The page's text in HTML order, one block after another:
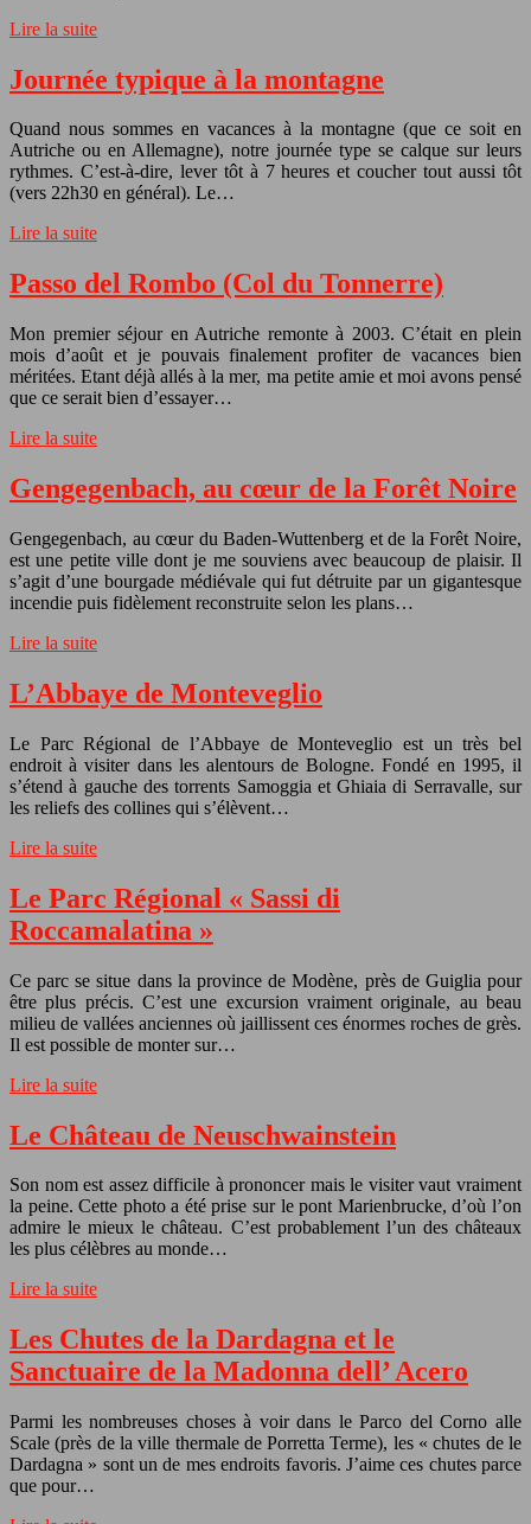
Lire la suite
Journée typique à la montagne
Quand nous sommes en vacances à la montagne (que ce soit en
Autriche ou en Allemagne), notre journée type se calque sur leurs
rythmes. C’est-à-dire, lever tôt à 7 heures et coucher tout aussi tôt
(vers 22h30 en général). Le…
Lire la suite
Passo del Rombo (Col du Tonnerre)
Mon premier séjour en Autriche remonte à 2003. C’était en plein
mois d’août et je pouvais finalement profiter de vacances bien
méritées. Etant déjà allés à la mer, ma petite amie et moi avons pensé
que ce serait bien d’essayer…
Lire la suite
Gengegenbach, au cœur de la Forêt Noire
Gengegenbach, au cœur du Baden-Wuttenberg et de la Forêt Noire,
est une petite ville dont je me souviens avec beaucoup de plaisir. Il
s’agit d’une bourgade médiévale qui fut détruite par un gigantesque
incendie puis fidèlement reconstruite selon les plans…
Lire la suite
L’Abbaye de Monteveglio
Le Parc Régional de l’Abbaye de Monteveglio est un très bel
endroit à visiter dans les alentours de Bologne. Fondé en 1995, il
s’étend à gauche des torrents Samoggia et Ghiaia di Serravalle, sur
les reliefs des collines qui s’élèvent…
Lire la suite
Le Parc Régional « Sassi di
Roccamalatina »
Ce parc se situe dans la province de Modène, près de Guiglia pour
être plus précis. C’est une excursion vraiment originale, au beau
milieu de vallées anciennes où jaillissent ces énormes roches de grès.
Il est possible de monter sur…
Lire la suite
Le Château de Neuschwainstein
Son nom est assez difficile à prononcer mais le visiter vaut vraiment
la peine. Cette photo a été prise sur le pont Marienbrucke, d’où l’on
admire le mieux le château. C’est probablement l’un des châteaux
les plus célèbres au monde…
Lire la suite
Les Chutes de la Dardagna et le
Sanctuaire de la Madonna dell’ Acero
Parmi les nombreuses choses à voir dans le Parco del Corno alle
Scale (près de la ville thermale de Porretta Terme), les « chutes de le
Dardagna » sont un de mes endroits favoris. J’aime ces chutes parce
que pour…